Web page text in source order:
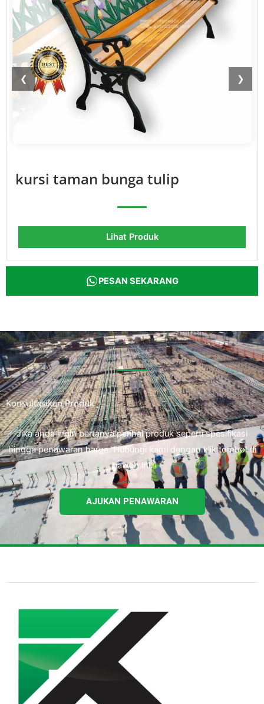
❮ ❯
kursi taman bunga tulip
Lihat Produk
PESAN SEKARANG
Konsultasikan Produk
Jika anda ingin bertanya perihal produk seperti spesifikasi
hingga penawaran harga. Hubungi kami dengan klik tombol di
bawah ini.
AJUKAN PENAWARAN